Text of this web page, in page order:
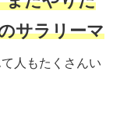
サラリーマ
人もたくさんい